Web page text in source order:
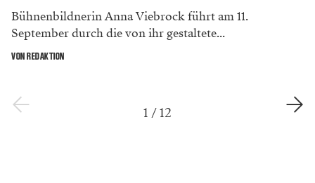
Bühnenbildnerin Anna Viebrock führt am 11.
September durch die von ihr gestaltete...
VON REDAKTION
1 /12